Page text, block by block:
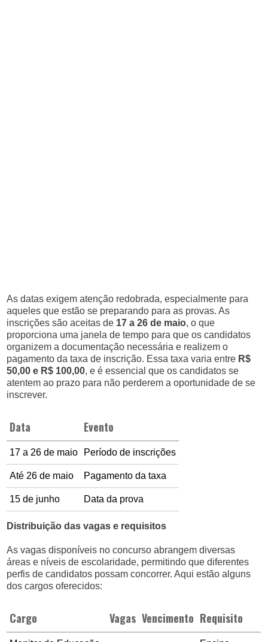
As datas exigem atenção redobrada, especialmente para
aqueles que estão se preparando para as provas. As
inscrições são aceitas de 17 a 26 de maio, o que
proporciona uma janela de tempo para que os candidatos
organizem a documentação necessária e realizem o
pagamento da taxa de inscrição. Essa taxa varia entre R$
50,00 e R$ 100,00, e é essencial que os candidatos se
atentem ao prazo para não perderem a oportunidade de se
inscrever.
Data Evento
17 a 26 de maio Período de inscrições
Até 26 de maio Pagamento da taxa
15 de junho Data da prova
Distribuição das vagas e requisitos
As vagas disponíveis no concurso abrangem diversas
áreas e níveis de escolaridade, permitindo que diferentes
perfis de candidatos possam concorrer. Aqui estão alguns
dos cargos oferecidos:
Cargo Vagas Vencimento Requisito